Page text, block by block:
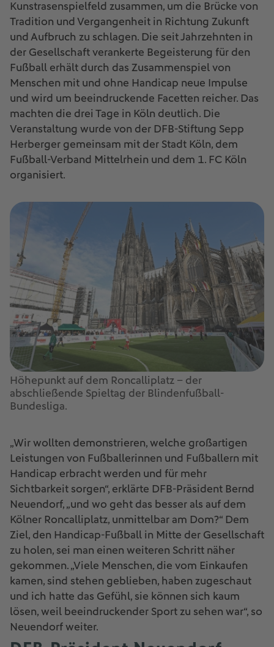
Kunstrasenspielfeld zusammen, um die Brücke von
Tradition und Vergangenheit in Richtung Zukunft
und Aufbruch zu schlagen. Die seit Jahrzehnten in
der Gesellschaft verankerte Begeisterung für den
Fußball erhält durch das Zusammenspiel von
Menschen mit und ohne Handicap neue Impulse
und wird um beeindruckende Facetten reicher. Das
machten die drei Tage in Köln deutlich. Die
Veranstaltung wurde von der DFB-Stiftung Sepp
Herberger gemeinsam mit der Stadt Köln, dem
Fußball-Verband Mittelrhein und dem 1. FC Köln
organisiert.
Höhepunkt auf dem Roncalliplatz – der
abschließende Spieltag der Blindenfußball-
Bundesliga.
„Wir wollten demonstrieren, welche großartigen
Leistungen von Fußballerinnen und Fußballern mit
Handicap erbracht werden und für mehr
Sichtbarkeit sorgen“, erklärte DFB-Präsident Bernd
Neuendorf, „und wo geht das besser als auf dem
Kölner Roncalliplatz, unmittelbar am Dom?“ Dem
Ziel, den Handicap-Fußball in Mitte der Gesellschaft
zu holen, sei man einen weiteren Schritt näher
gekommen. „Viele Menschen, die vom Einkaufen
kamen, sind stehen geblieben, haben zugeschaut
und ich hatte das Gefühl, sie können sich kaum
lösen, weil beeindruckender Sport zu sehen war“, so
Neuendorf weiter.